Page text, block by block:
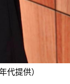
代提供）